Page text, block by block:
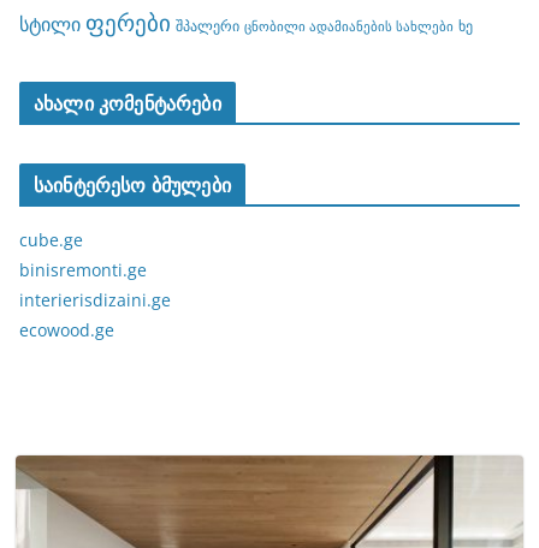
სტილი ფერები შპალერი ცნობილი ადამიანების სახლები ხე
ახალი კომენტარები
საინტერესო ბმულები
cube.ge
binisremonti.ge
interierisdizaini.ge
ecowood.ge